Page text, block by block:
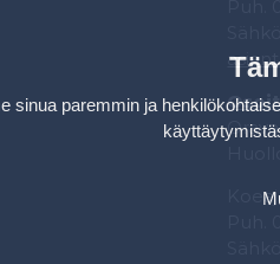
sinua paremmin ja